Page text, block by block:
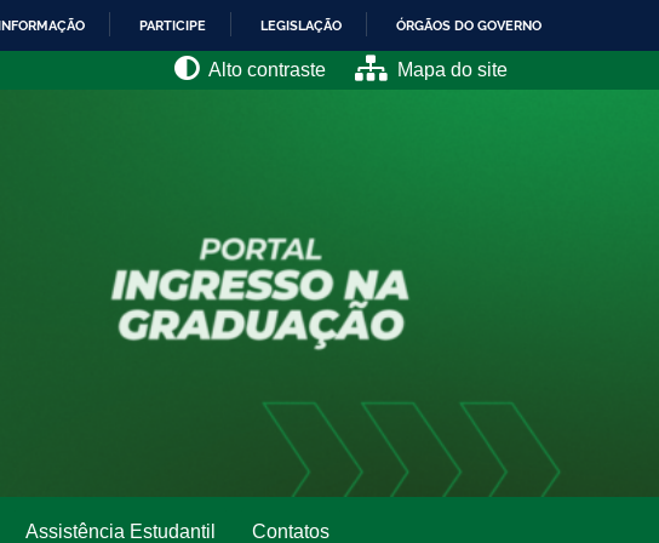
PARTICIPE LEGISLAÇÃO ÓRGÃOS DO GOVERNO
Alto contraste Mapa do site
Assistência Estudantil Contatos